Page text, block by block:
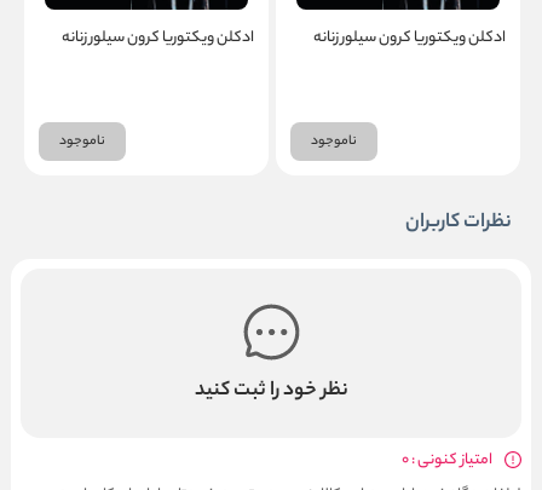
ادکلن ویکتوریا کرون سیلور زنانه
ناموجود
ادکلن ویکتوریا کرون سیلور زنانه
ناموجود
نظرات کاربران
نظر خود را ثبت کنید
امتیاز کنونی : 0